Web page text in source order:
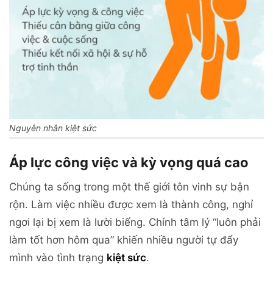
Nguyên nhân kiệt sức
Áp lực công việc và kỳ vọng quá cao
Chúng ta sống trong một thế giới tôn vinh sự bận
rộn. Làm việc nhiều được xem là thành công, nghỉ
ngơi lại bị xem là lười biếng. Chính tâm lý “luôn phải
làm tốt hơn hôm qua” khiến nhiều người tự đẩy
mình vào tình trạng kiệt sức.